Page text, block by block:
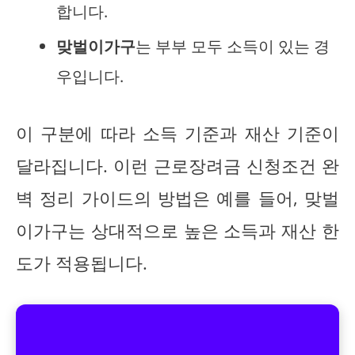
합니다.
맞벌이가구는 부부 모두 소득이 있는 경
우입니다.
이 구분에 따라 소득 기준과 재산 기준이
달라집니다. 이런 근로장려금 신청조건 완
벽 정리 가이드의 방법은 예를 들어, 맞벌
이가구는 상대적으로 높은 소득과 재산 한
도가 적용됩니다.